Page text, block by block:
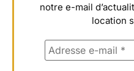
notre e-mail
location